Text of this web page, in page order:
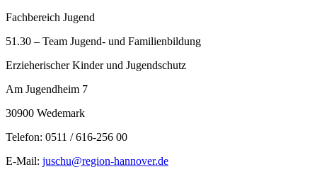
Fachbereich Jugend
51.30 – Team Jugend- und Familienbildung
Erzieherischer Kinder und Jugendschutz
Am Jugendheim 7
30900 Wedemark
Telefon: 0511 / 616-256 00
E-Mail: juschu@region-hannover.de